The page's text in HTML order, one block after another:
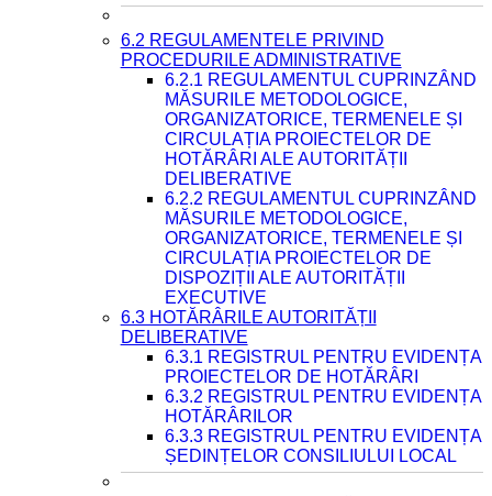
6.2 REGULAMENTELE PRIVIND
PROCEDURILE ADMINISTRATIVE
6.2.1 REGULAMENTUL CUPRINZÂND
MĂSURILE METODOLOGICE,
ORGANIZATORICE, TERMENELE ȘI
CIRCULAȚIA PROIECTELOR DE
HOTĂRÂRI ALE AUTORITĂȚII
DELIBERATIVE
6.2.2 REGULAMENTUL CUPRINZÂND
MĂSURILE METODOLOGICE,
ORGANIZATORICE, TERMENELE ȘI
CIRCULAȚIA PROIECTELOR DE
DISPOZIȚII ALE AUTORITĂȚII
EXECUTIVE
6.3 HOTĂRÂRILE AUTORITĂȚII
DELIBERATIVE
6.3.1 REGISTRUL PENTRU EVIDENȚA
PROIECTELOR DE HOTĂRÂRI
6.3.2 REGISTRUL PENTRU EVIDENȚA
HOTĂRÂRILOR
6.3.3 REGISTRUL PENTRU EVIDENȚA
ȘEDINȚELOR CONSILIULUI LOCAL